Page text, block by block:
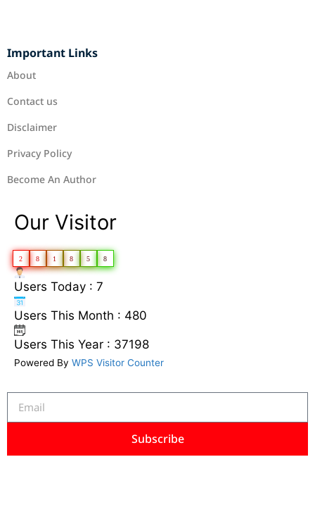
Important Links
About
Contact us
Disclaimer
Privacy Policy
Become An Author
Our Visitor
2 8 1 8 5 8
Users Today : 7
Users This Month : 480
Users This Year : 37198
Powered By WPS Visitor Counter
Subscribe